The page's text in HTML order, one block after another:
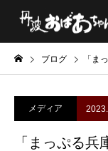
ブログ 「ま
メディア
「まっぷる兵